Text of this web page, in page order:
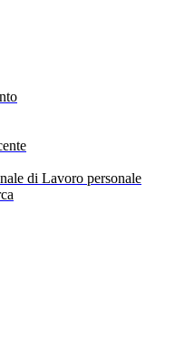
di Lavoro personale